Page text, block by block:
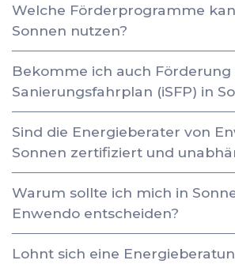
Welche Förderprogramme
Sonnen nutzen?
Bekomme ich auch Förderung
Sanierungsfahrplan (iSFP) in
Sind die Energieberater von
Sonnen zertifiziert und
Warum sollte ich mich in
Enwendo entscheiden?
Lohnt sich eine